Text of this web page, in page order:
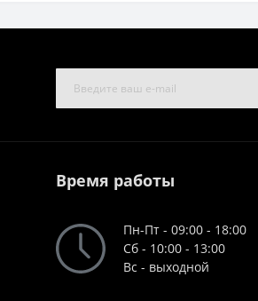
Время работы
Пн-Пт - 09:00 - 18:00
Сб - 10:00 - 13:00
Вс - выходной